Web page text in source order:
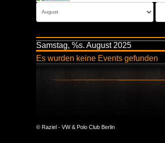
Samstag, %s. August 2025
Es wurden keine Events gefunden
© Raziel - VW & Polo Club Berlin